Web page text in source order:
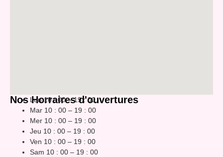
Nos Horraires d'ouvertures
Lun 10 : 00 – 19 : 00
Mar 10 : 00 – 19 : 00
Mer 10 : 00 – 19 : 00
Jeu 10 : 00 – 19 : 00
Ven 10 : 00 – 19 : 00
Sam 10 : 00 – 19 : 00